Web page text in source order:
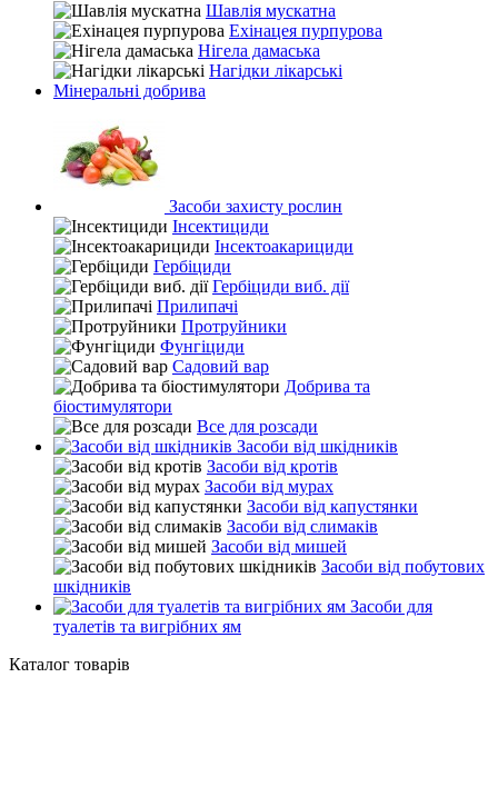
Шавлія мускатна
Ехінацея пурпурова
Нігела дамаська
Нагідки лікарські
Мінеральні добрива
Засоби захисту рослин
Інсектициди
Інсектоакарициди
Гербіциди
Гербіциди виб. дії
Прилипачі
Протруйники
Фунгіциди
Садовий вар
Добрива та
біостимулятори
Все для розсади
Засоби від шкідників
Засоби від кротів
Засоби від мурах
Засоби від капустянки
Засоби від слимаків
Засоби від мишей
Засоби від побутових
шкідників
Засоби для
туалетів та вигрібних ям
Каталог товарів